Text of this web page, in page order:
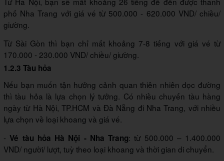
phố Nha Trang với giá vé từ 500.000 - 620.000 VND/ chiều/
giường.
Từ Sài Gòn thì bạn chỉ mất khoảng 7-8 tiếng với giá vé từ
170.000 - 230.000 VND/ chiều/ giường.
1.2.3 Tàu hỏa
Nếu bạn muốn tận hưởng cảnh quan thiên nhiên dọc đường
thì tàu hỏa là lựa chọn lý tưởng. Có nhiều chuyến tàu hàng
ngày từ Hà Nội, TP.HCM và Đà Nẵng đi Nha Trang, với nhiều
lựa chọn về loại khoang và giá vé.
-Vé tàu hỏa Hà Nội - Nha Trang: từ 500.000 – 1.400.000
VND/ người/ lượt, tuỳ theo loại khoang và thời gian di chuyển.